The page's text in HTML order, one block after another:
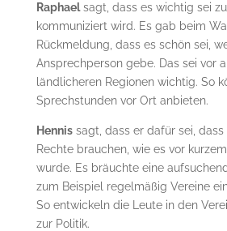
Raphaelsagt, dass es wichtig sei
kommuniziert wird. Es gab beim
Rückmeldung, dass es schön sei,
Ansprechperson gebe. Das sei vor
ländlicheren Regionen wichtig. So
Sprechstunden vor Ort anbieten.
Hennissagt, dass er dafür sei, dass
Rechte brauchen, wie es vor
wurde. Es bräuchte eine
zum Beispiel regelmäßig Vereine
So entwickeln die Leute in den
zur Politik.